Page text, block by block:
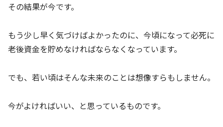
その結果が今です。
もう少し早く気づけばよかったのに、今頃になって必死に
老後資金を貯めなければならなくなっています。
でも、若い頃はそんな未来のことは想像すらもしません。
今がよければいい、と思っているものです。